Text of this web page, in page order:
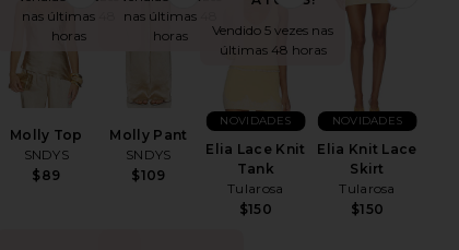
nas últimas 48
horas
Molly Top
SNDYS
$89
nas últimas 48
horas
Molly Pant
SNDYS
$109
Vendido 5 vezes nas
últimas 48 horas
Elia Lace Knit
Tank
Tularosa
$150
NOVIDADES
Elia Knit Lace
Skirt
Tularosa
$150
NOVIDADES